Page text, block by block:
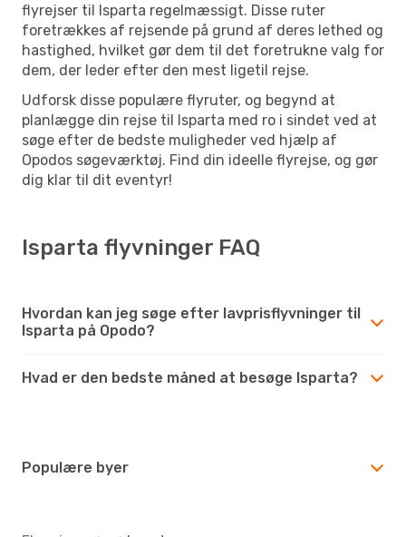
flyrejser til Isparta regelmæssigt. Disse ruter
foretrækkes af rejsende på grund af deres lethed og
hastighed, hvilket gør dem til det foretrukne valg for
dem, der leder efter den mest ligetil rejse.
Udforsk disse populære flyruter, og begynd at
planlægge din rejse til Isparta med ro i sindet ved at
søge efter de bedste muligheder ved hjælp af
Opodos søgeværktøj. Find din ideelle flyrejse, og gør
dig klar til dit eventyr!
Isparta flyvninger FAQ
Hvordan kan jeg søge efter lavprisflyvninger til
Isparta på Opodo?
Hvad er den bedste måned at besøge Isparta?
Populære byer